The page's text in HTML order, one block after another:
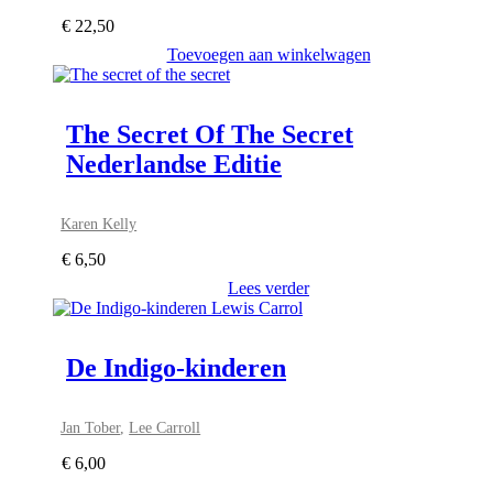
€ 22,50
Toevoegen aan winkelwagen
The Secret Of The Secret
Nederlandse Editie
Karen Kelly
€ 6,50
Lees verder
De Indigo-kinderen
Jan Tober,Lee Carroll
€ 6,00